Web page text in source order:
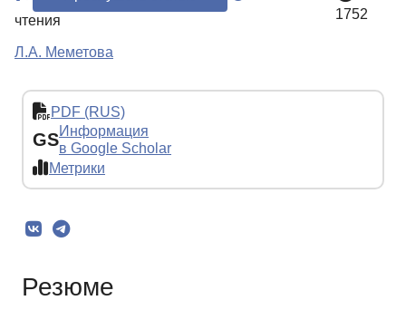
чтения
1752
Л.А. Меметова
PDF (RUS)
GSИнформация
в Google Scholar
Метрики
Резюме